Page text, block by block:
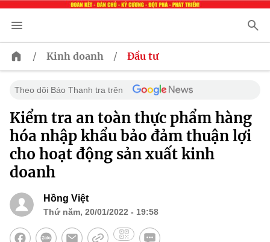
/ Kinh doanh / Đầu tư
Theo dõi Báo Thanh tra trên
Kiểm tra an toàn thực phẩm hàng
hóa nhập khẩu bảo đảm thuận lợi
cho hoạt động sản xuất kinh
doanh
Hồng Việt
Thứ năm, 20/01/2022 - 19:58